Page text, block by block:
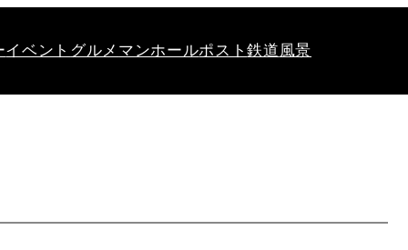
イベント グルメ マンホールポスト鉄道 風景